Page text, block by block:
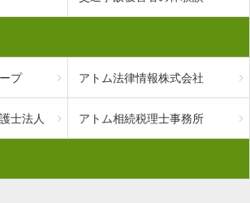
プ アトム法律情報株式会社
士法人 アトム相続税理士事務所